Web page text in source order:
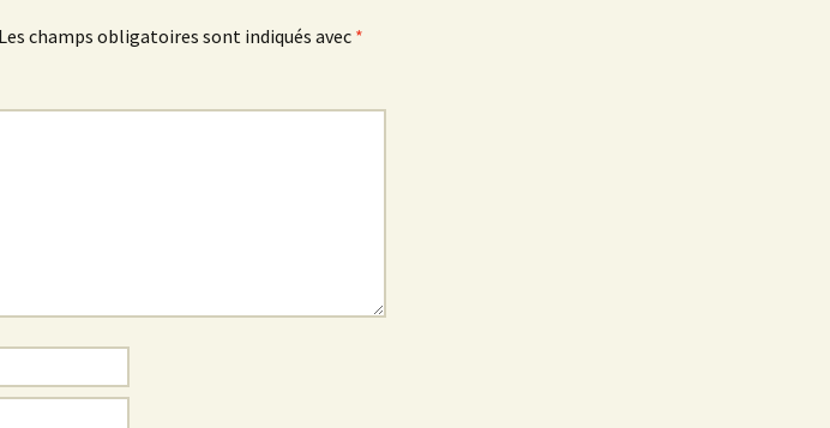
Les champs obligatoires sont indiqués avec *